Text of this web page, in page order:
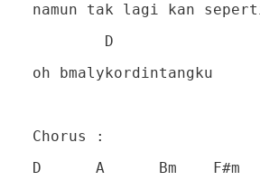
namun tak lagi kan
D
oh bmalykordintangku
Chorus :
D A Bm F#m